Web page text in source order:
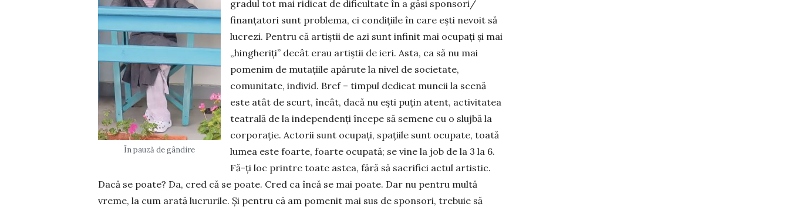
În pauză de gândire
gradul tot mai ridicat de dificultate în a găsi sponsori/
finanțatori sunt problema, ci condițiile în care ești nevoit să
lucrezi. Pentru că artiștii de azi sunt infinit mai ocupați și mai
„hingheriți” decât erau artiștii de ieri. Asta, ca să nu mai
pomenim de mutațiile apărute la nivel de societate,
comunitate, individ. Bref – timpul dedicat muncii la scenă
este atât de scurt, încât, dacă nu ești puțin atent, activitatea
teatrală de la independenți începe să semene cu o slujbă la
corporație. Actorii sunt ocupați, spațiile sunt ocupate, toată
lumea este foarte, foarte ocupată; se vine la job de la 3 la 6.
Fă-ți loc printre toate astea, fără să sacrifici actul artistic.
Dacă se poate? Da, cred că se poate. Cred ca încă se mai poate. Dar nu pentru multă
vreme, la cum arată lucrurile. Și pentru că am pomenit mai sus de sponsori, trebuie să